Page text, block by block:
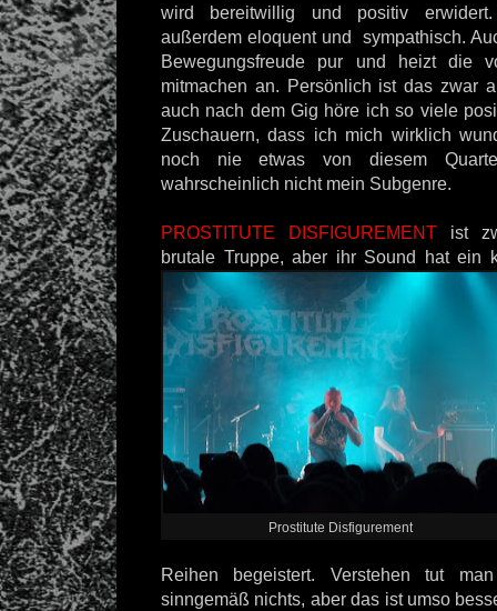
wird bereitwillig und positiv
außerdem eloquent und sympathisch.
Bewegungsfreude pur und heizt die
mitmachen an. Persönlich ist das zwar
auch nach dem Gig höre ich so viele
Zuschauern, dass ich mich wirklich
noch nie etwas von diesem
wahrscheinlich nicht mein Subgenre.
PROSTITUTE DISFIGUREMENTist
brutale Truppe, aber ihr
Prostitute Disfigurement
Sound hat ein
Reihen begeistert. Verstehen tut
sinngemäß nichts, aber das ist umso